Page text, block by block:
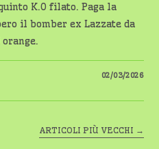
K.O filato. Paga la
il bomber ex Lazzate da
02/03/2026
ARTICOLI PIÙ VECCHI →